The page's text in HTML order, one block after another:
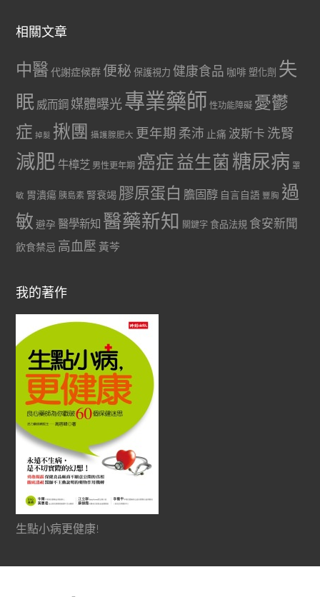
相關文章
中醫代謝症候群 便秘 保護視力 健康食品 咖啡 塑化劑 失
眠 威而鋼 媒體曝光專業藥師 性功能障礙 憂鬱
症 掉髮 揪團 攝護腺肥大 更年期 柔沛 止痛 波斯卡 洗腎
減肥 牛樟芝 男性更年期 癌症益生菌 糖尿病 罩
敏 胃潰瘍 胰島素 腎衰竭 膠原蛋白 膽固醇 自言自語 豐胸 過
敏 避孕 醫學新知 醫藥新知 關鍵字 食品法規 食安新聞
飲食禁忌 高血壓 黃芩
我的著作
生點小病更健康!